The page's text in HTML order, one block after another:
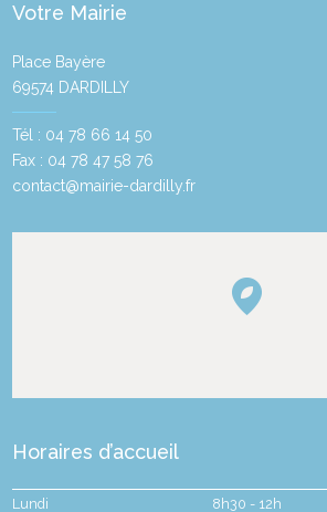
Votre Mairie
Place Bayère
69574 DARDILLY
Tél : 04 78 66 14 50
Fax : 04 78 47 58 76
contact@mairie-dardilly.fr
Horaires d’accueil
Lundi 8h30 - 12h